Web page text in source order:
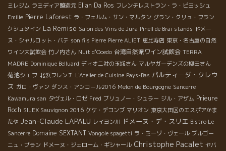
ミレジム ラミディア醸造元 Elian Da Ros フレンチレストラン・ラ・ピヨッシュ
Emilie Pierre Laforest ラ・フェルム・サン・マルタン グラン・クリュ・フラン
クシュタイン La Remise Salon des Vins de Jura Pinell de Brai stands ドメー
ヌ・シャルロット・バテ son fils Pierre Pierre ALIET 恵比寿店 東京・名古屋の自然
ワイン大試飲会 竹ノ内さん Nuit d'Ooedo 台湾自然派ワイン試飲会 TERRA
MADRE Dominique Belluard ディオニ社の玉城さん マルヤガーデンズの柳田さん
菊池シェフ 北浜フレンチ L'Atelier de Cuisine Pays-Bas パルティーダ・クレウ
ス ガロ・ヴァン ダンス・アンコール2016 Melon de Bourgogne Sancerre
Kawamura san タヴェル・ロゼ Fred ブリュノー・シュラー ジル・アザム Prieure
Roch SILEX Sauvignon 2016 ケケ・デコンブ マリオン 東京大田区のエスポアかま
たや Jean-Claude LAPALU レイヨン川 ドメーヌ・デ・スリエ Bistro Le
Sancerre Domaine SEXTANT Vongole spagetti ラ・ミーゾ・ヴェール ブルゴー
ニュ・ブラン ドメーヌ・ジェローム・ギシャール Christophe Pacalet ヤバ